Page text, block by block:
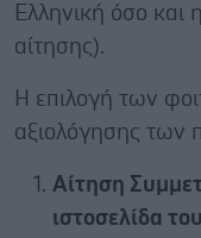
Ελληνική όσο και
αίτησης).
Η επιλογή των
αξιολόγησης των
Αίτηση
ιστοσελίδα